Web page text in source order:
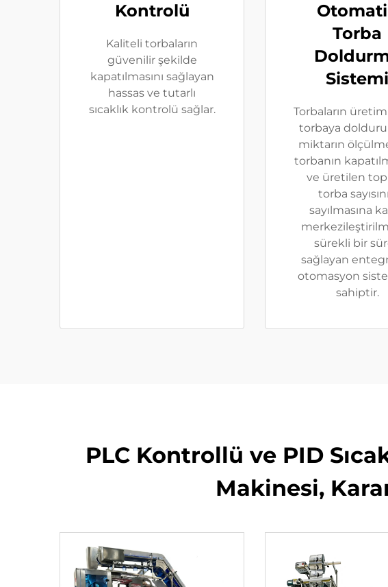
Kontrolü
Kaliteli torbaların
güvenilir şekilde
kapatılmasını sağlayan
hassas ve tutarlı
sıcaklık kontrolü sağlar.
Torba
Sistemi
Torbaların
torbaya
miktarın
torbanın
ve üretilen
torba
sayılmasına
sürekli bir
sağlayan
otomasyon
sahiptir.
PLC Kontrollü ve PID
Makinesi,